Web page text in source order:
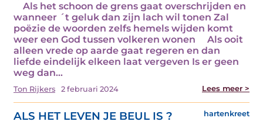
Als het schoon de grens gaat overschrijden en
wanneer ´t geluk dan zijn lach wil tonen Zal
poëzie de woorden zelfs hemels wijden komt
weer een God tussen volkeren wonen Als ooit
alleen vrede op aarde gaat regeren en dan
liefde eindelijk elkeen laat vergeven Is er geen
weg dan...
Ton Rijkers 2 februari 2024 Lees meer >
ALS HET LEVEN JE BEUL IS ? hartenkreet